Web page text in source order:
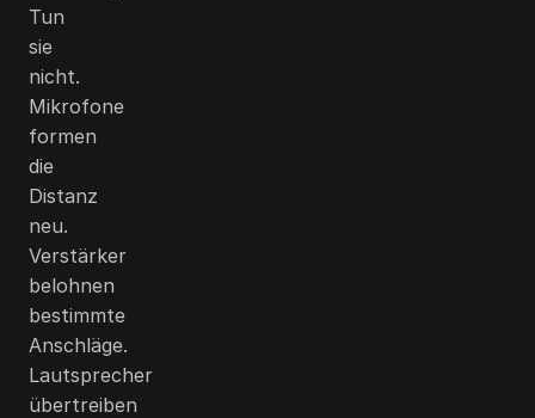
Tun
sie
nicht.
Mikrofone
formen
die
Distanz
neu.
Verstärker
belohnen
bestimmte
Anschläge.
Lautsprecher
übertreiben